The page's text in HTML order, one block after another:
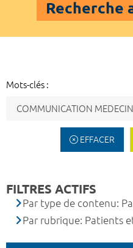
Recherche
Mots-clés :
EFFACER
FILTRES ACTIFS
Par type de contenu:
Par rubrique: Patients